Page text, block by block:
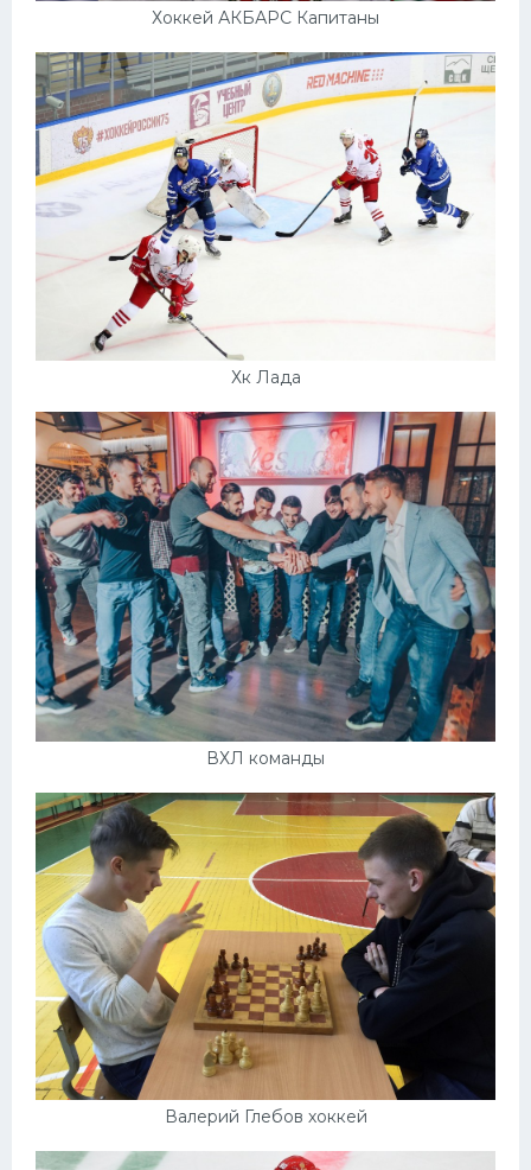
Хоккей АКБАРС Капитаны
Хк Лада
ВХЛ команды
Валерий Глебов хоккей